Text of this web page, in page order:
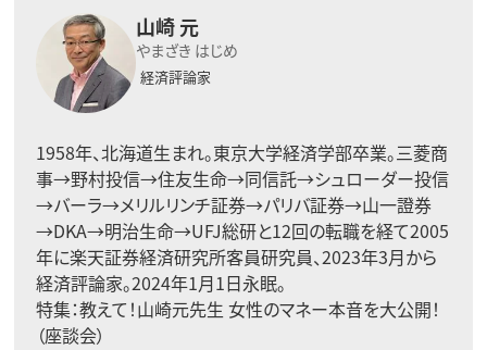
山崎 元
やまざき はじめ
経済評論家
1958年、北海道生まれ。東京大学経済学部卒業。三菱商
事→野村投信→住友生命→同信託→シュローダー投信
→バーラ→メリルリンチ証券→パリバ証券→山一證券
→DKA→明治生命→UFJ総研と12回の転職を経て2005
年に楽天証券経済研究所客員研究員、2023年3月から
経済評論家。2024年1月1日永眠。
特集：教えて！山崎元先生 女性のマネー本音を大公開！
（座談会）